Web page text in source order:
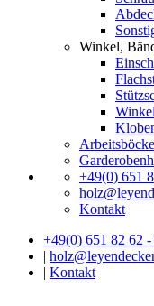
Winkel,
Arbeitsböcke
+49(0) 651
Kontakt
+49(0) 651 82 62 -
|
| Kontakt